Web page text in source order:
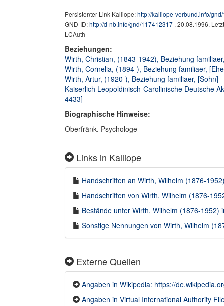
Persistenter Link Kalliope:http://kalliope-verbund.info/
GND-ID:http://d-nb.info/gnd/117412317 , 20.08.1996,
LCAuth
Beziehungen:
Wirth, Christian, (1843-1942), Beziehung
Wirth, Cornelia, (1894-), Beziehung familiaer,
Wirth, Artur, (1920-), Beziehung familiaer, [Sohn]
Kaiserlich Leopoldinisch-Carolinische Deutsche
4433]
Biographische Hinweise:
Oberfränk. Psychologe
Links in Kalliope
Handschriften an Wirth, Wilhelm (1876-
Handschriften von Wirth, Wilhelm (1876-
Bestände unter Wirth, Wilhelm (1876-1952)
Sonstige Nennungen von Wirth, Wilhelm
Externe Quellen
Angaben in Wikipedia: https://
Angaben in Virtual International Authority